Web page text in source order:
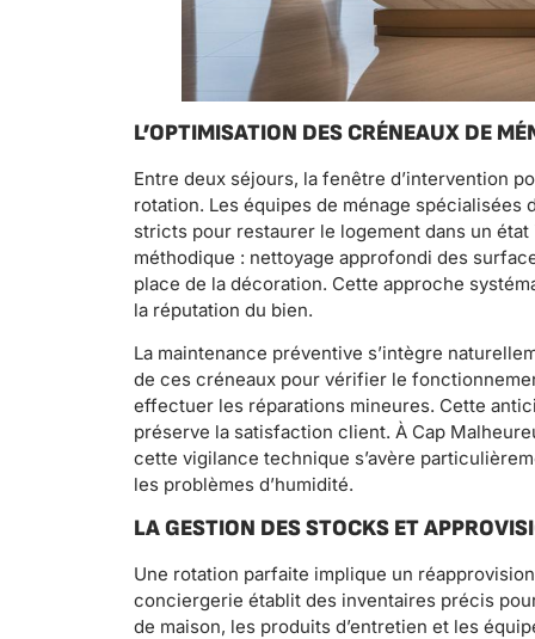
L’OPTIMISATION DES CRÉNEAUX DE
Entre deux séjours, la fenêtre d’intervention
rotation. Les équipes de ménage
stricts pour restaurer le logement dans un
méthodique : nettoyage approfondi des
place de la décoration. Cette approche
la réputation du bien.
La maintenance préventive s’intègre
de ces créneaux pour vérifier le
effectuer les réparations mineures. Cette
préserve la satisfaction client. À Cap
cette vigilance technique s’avère
les problèmes d’humidité.
LA GESTION DES STOCKS ET
Une rotation parfaite implique un
conciergerie établit des inventaires précis
de maison, les produits d’entretien et les